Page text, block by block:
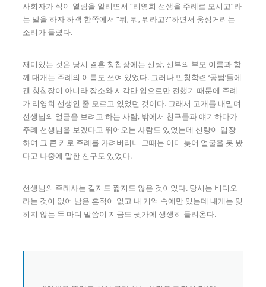
사회자가 식이 열림을 알리면서 “리영희 선생을 주례로 모시고”라
는 말을 하자 하객 한쪽에서 “뭐, 뭐, 뭐라고?”하면서 웅성거리는
소리가 들렸다.
재미있는 것은 당시 결혼 청첩장에는 신랑, 신부의 부모 이름과 함
께 대개는 주례의 이름도 쓰여 있었다. 그러나 민청학련 ‘공범’들에
겐 청첩장이 아니라 장소와 시각만 입으로만 전했기 때문에 주례
가 리영희 선생인 줄 모르고 있었던 것이다. 그래서 고개를 내밀며
선생님의 얼굴을 보려고 하는 사람, 밖에서 친구들과 얘기하다가
주례 선생님을 보겠다고 뛰어오는 사람도 있었는데 신랑이 입장
하여 그 큰 키로 주례를 가려버리니 그때는 이미 늦어 얼굴을 못 봤
다고 나중에 말한 친구도 있었다.
선생님의 주례사는 길지도 짧지도 않은 것이었다. 당시는 비디오
라는 것이 없어 남은 흔적이 없고 내 기억 속에만 있는데 내게는 잊
히지 않는 두 마디 말씀이 지금도 귓가에 생생히 들려온다.